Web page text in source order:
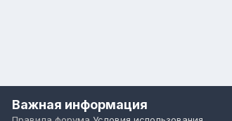
Важная информация